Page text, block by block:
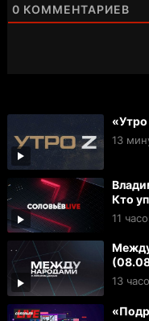
0 КОММЕНТАРИЕВ
13
Кто
11
13